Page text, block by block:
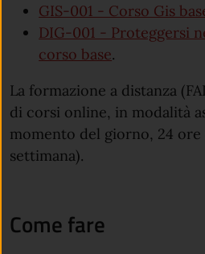
GIS-001 - Corso Gis
DIG-001 - Proteggersi
corso base.
La formazione a distanza
di corsi online, in modalità
momento del giorno, 24 ore
settimana).
Come fare